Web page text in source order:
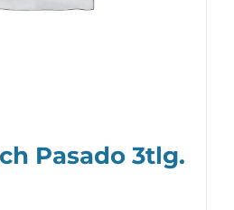
Pasado 3tlg.